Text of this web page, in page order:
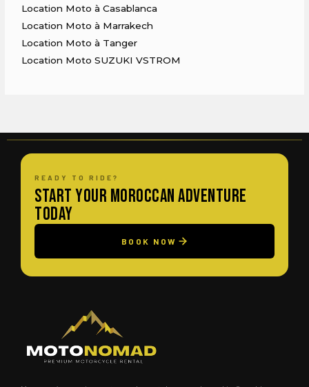
Location Moto à Casablanca
Location Moto à Marrakech
Location Moto à Tanger
Location Moto SUZUKI VSTROM
READY TO RIDE?
Start Your Moroccan Adventure
Today
BOOK NOW